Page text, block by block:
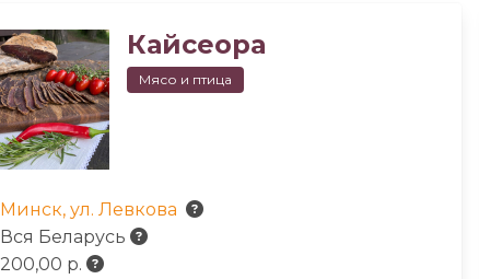
Кайсеора
Мясо и птица
Минск, ул. Левкова
Вся Беларусь
200,00 р.